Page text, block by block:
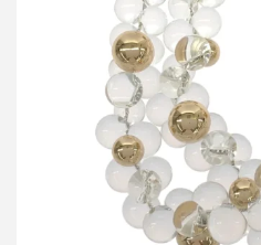
ハルノブムラタ 26SS NIZZA
NECKLACE ニッツァ
買取金額
詳しく